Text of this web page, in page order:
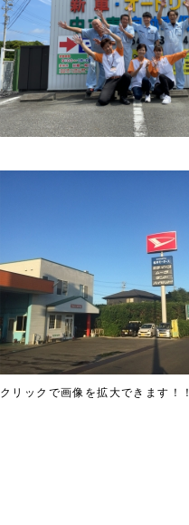
クリックで画像を拡大できます！！